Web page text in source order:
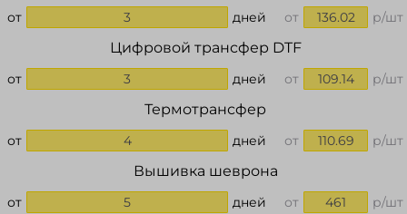
от 3 дней от 136.02 р/шт
Цифровой трансфер DTF
от 3 дней от 109.14 р/шт
Термотрансфер
от 4 дней от 110.69 р/шт
Вышивка шеврона
от 5 дней от 461 р/шт